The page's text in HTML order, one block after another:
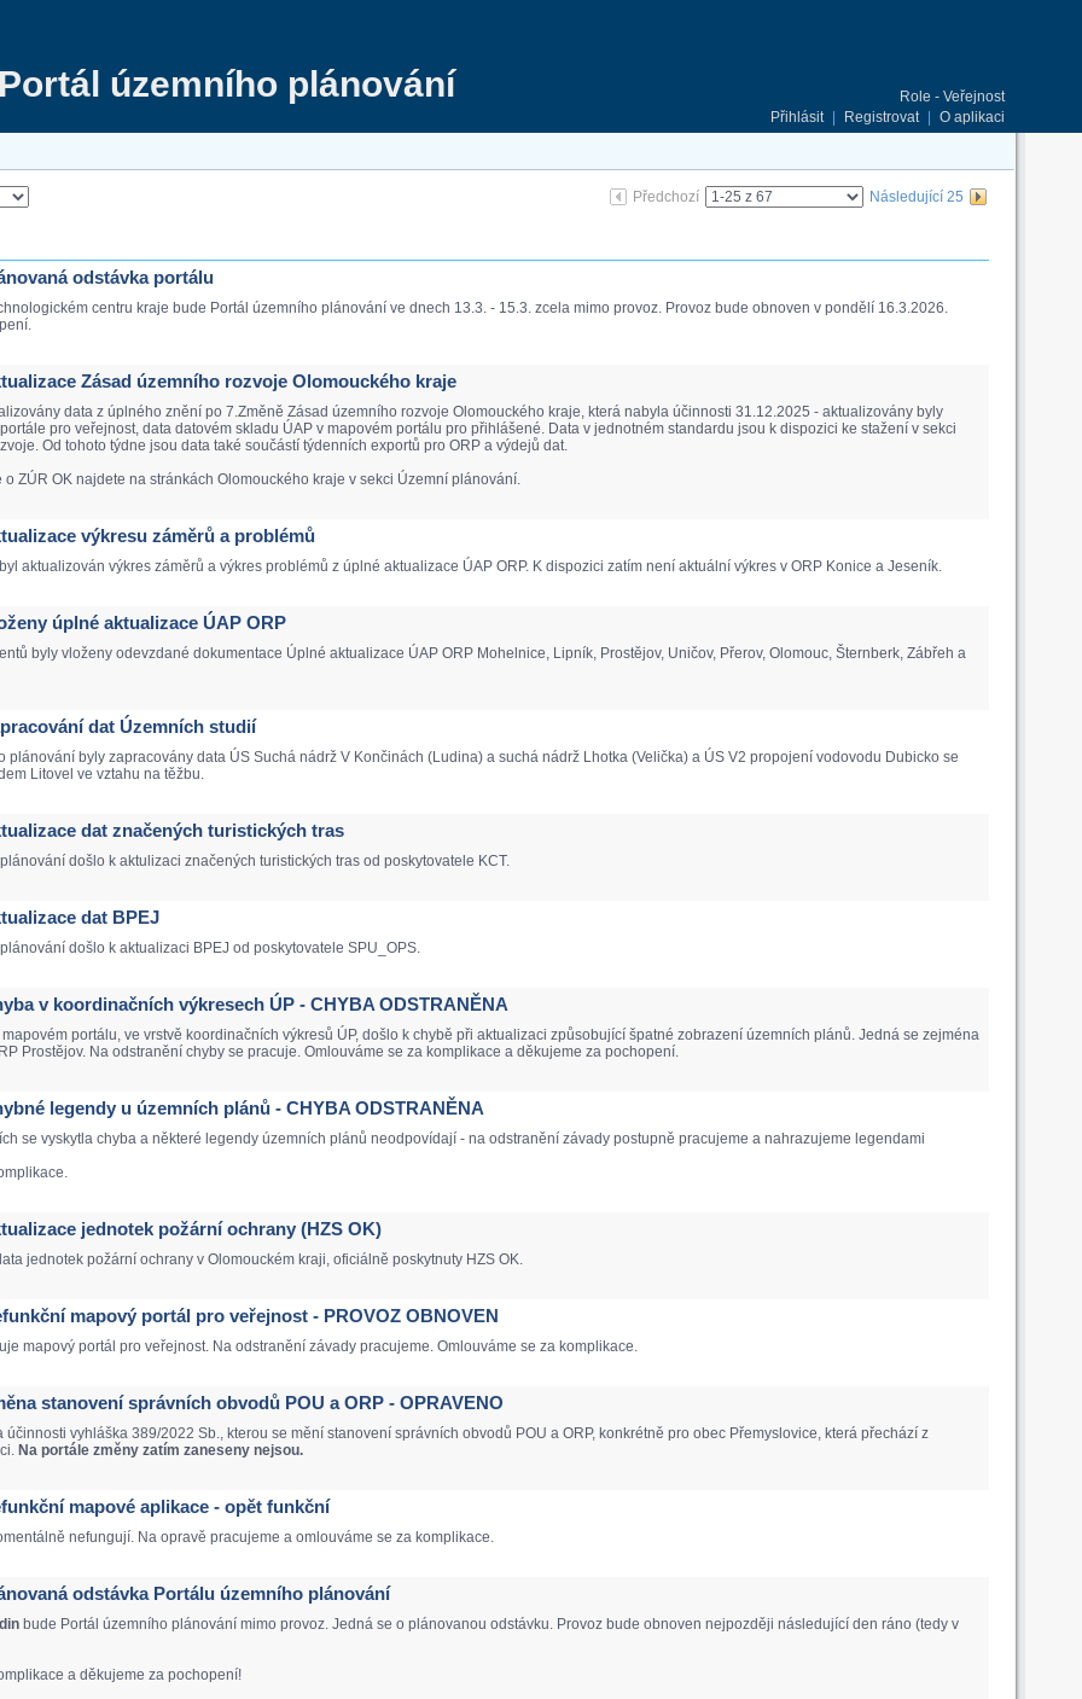
Portál územního plánování
Role - Veřejnost
Přihlásit
Registrovat O aplikaci
Předchozí Následující 25
odstávka portálu
centru kraje bude Portál územního plánování ve dnech 13.3. - 15.3. zcela mimo provoz. Provoz bude obnoven v pondělí 16.3.2026.
Zásad územního rozvoje Olomouckého kraje
data z úplného znění po 7.Změně Zásad územního rozvoje Olomouckého kraje, která nabyla účinnosti 31.12.2025 - aktualizovány byly
pro veřejnost, data datovém skladu ÚAP v mapovém portálu pro přihlášené. Data v jednotném standardu jsou k dispozici ke stažení v sekci
Od tohoto týdne jsou data také součástí týdenních exportů pro ORP a výdejů dat.
o ZÚR OK najdete na stránkách Olomouckého kraje v sekci Územní plánování.
výkresu záměrů a problémů
aktualizován výkres záměrů a výkres problémů z úplné aktualizace ÚAP ORP. K dispozici zatím není aktuální výkres v ORP Konice a Jeseník.
úplné aktualizace ÚAP ORP
byly vloženy odevzdané dokumentace Úplné aktualizace ÚAP ORP Mohelnice, Lipník, Prostějov, Uničov, Přerov, Olomouc, Šternberk, Zábřeh a
dat Územních studií
plánování byly zapracovány data ÚS Suchá nádrž V Končinách (Ludina) a suchá nádrž Lhotka (Velička) a ÚS V2 propojení vodovodu Dubicko se
Litovel ve vztahu na těžbu.
dat značených turistických tras
došlo k aktulizaci značených turistických tras od poskytovatele KCT.
dat BPEJ
došlo k aktualizaci BPEJ od poskytovatele SPU_OPS.
v koordinačních výkresech ÚP - CHYBA ODSTRANĚNA
portálu, ve vrstvě koordinačních výkresů ÚP, došlo k chybě při aktualizaci způsobující špatné zobrazení územních plánů. Jedná se zejména
Prostějov. Na odstranění chyby se pracuje. Omlouváme se za komplikace a děkujeme za pochopení.
legendy u územních plánů - CHYBA ODSTRANĚNA
se vyskytla chyba a některé legendy územních plánů neodpovídají - na odstranění závady postupně pracujeme a nahrazujeme legendami
jednotek požární ochrany (HZS OK)
jednotek požární ochrany v Olomouckém kraji, oficiálně poskytnuty HZS OK.
mapový portál pro veřejnost - PROVOZ OBNOVEN
mapový portál pro veřejnost. Na odstranění závady pracujeme. Omlouváme se za komplikace.
stanovení správních obvodů POU a ORP - OPRAVENO
účinnosti vyhláška 389/2022 Sb., kterou se mění stanovení správních obvodů POU a ORP, konkrétně pro obec Přemyslovice, která přechází z
Na portále změny zatím zaneseny nejsou.
mapové aplikace - opět funkční
nefungují. Na opravě pracujeme a omlouváme se za komplikace.
odstávka Portálu územního plánování
bude Portál územního plánování mimo provoz. Jedná se o plánovanou odstávku. Provoz bude obnoven nejpozději následující den ráno (tedy v
a děkujeme za pochopení!